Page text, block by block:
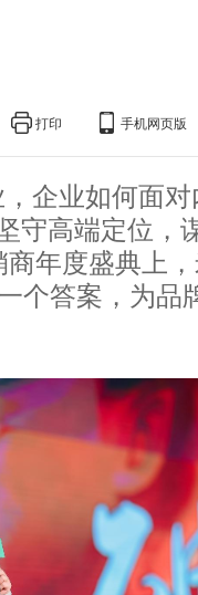
打印 手机网页版
企业如何面
守高端定位，
商年度盛典上
个答案，为品